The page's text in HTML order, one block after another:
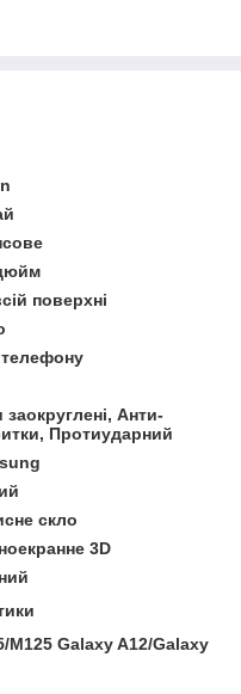
поверхні
заокруглені, Анти-
Протиударний
скло
3D
M125 Galaxy A12/Galaxy